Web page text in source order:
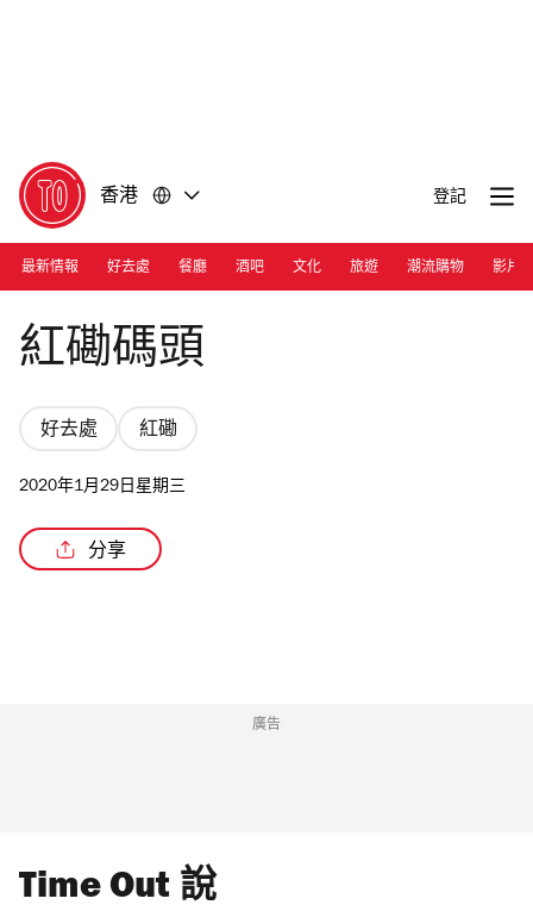
香港 登記
最新情報 好去處 餐廳 酒吧 文化 旅遊 潮流購物 影片
Photograph: Anthony
紅磡碼頭
好去處 紅磡
2020年1月29日星期三
分享
廣告
Time Out 說